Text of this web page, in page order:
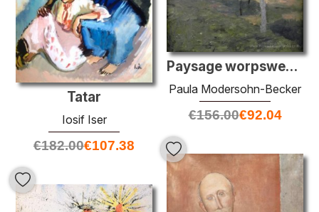
Paysage worpsweder avec maison rouge
Paula Modersohn-Becker
€156.00€92.04
Tatar
Iosif Iser
€182.00€107.38